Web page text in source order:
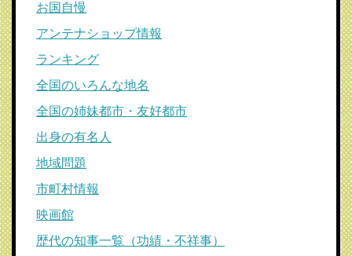
お国自慢
アンテナショップ情報
ランキング
全国のいろんな地名
全国の姉妹都市・友好都市
出身の有名人
地域問題
市町村情報
映画館
歴代の知事一覧（功績・不祥事）